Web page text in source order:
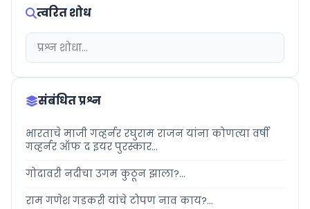
त्वरित शोध
संबंधित प्रश्न
भारताचे माजी गव्हर्नर रघुराम राजन यांना कोणत्या वर्षी
गव्हर्नर ऑफ द इयर पुरस्कार...
गोदावरी नदीचा उगम कुठून झाला?...
राम गणेश गडकरी यांचे टोपण नाव काय?...